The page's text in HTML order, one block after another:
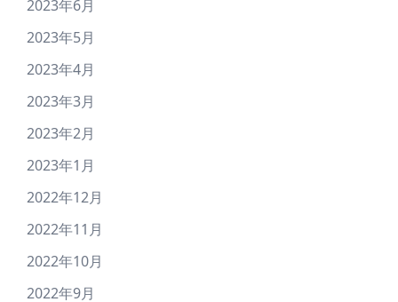
2023年6月
2023年5月
2023年4月
2023年3月
2023年2月
2023年1月
2022年12月
2022年11月
2022年10月
2022年9月